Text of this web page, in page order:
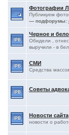
Фотографии
Публикуем
— подфорумы:
Черное и
Обидели ,
выручили - в
СМИ
Средства
Советы
Новости сайта
новости о